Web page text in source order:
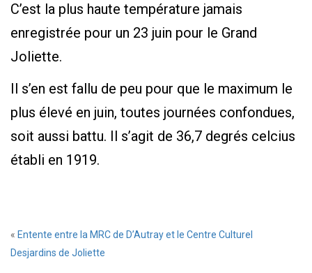
C’est la plus haute température jamais
enregistrée pour un 23 juin pour le Grand
Joliette.
Il s’en est fallu de peu pour que le maximum le
plus élevé en juin, toutes journées confondues,
soit aussi battu. Il s’agit de 36,7 degrés celcius
établi en 1919.
« Entente entre la MRC de D’Autray et le Centre Culturel
Desjardins de Joliette